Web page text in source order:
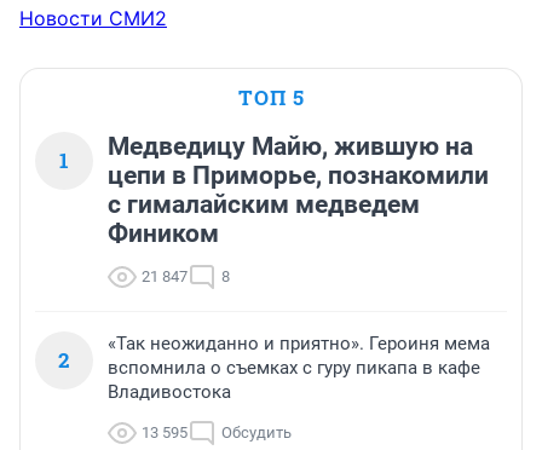
Новости СМИ2
ТОП 5
1
Медведицу Майю, жившую на
цепи в Приморье, познакомили
с гималайским медведем
Фиником
21 847 8
2
«Так неожиданно и приятно». Героиня мема
вспомнила о съемках с гуру пикапа в кафе
Владивостока
13 595 Обсудить